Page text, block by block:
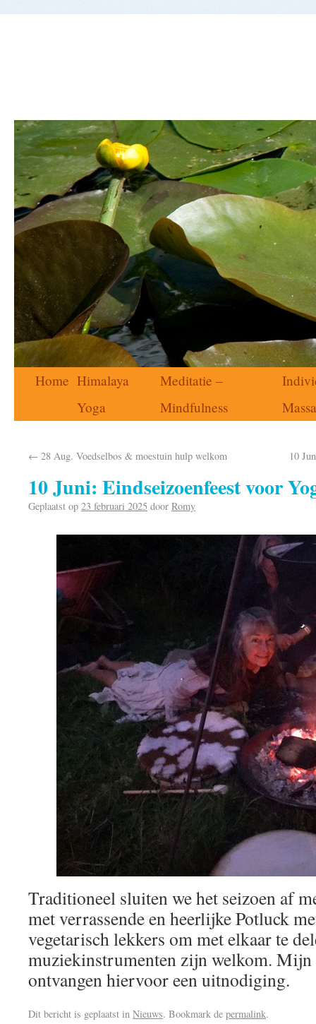
Home Himalaya
Yoga
Meditatie –
Mindfulness
← 28 Aug. Voedselbos & moestuin hulp welkom 10
10 Juni: Eindseizoenfeest voor
Geplaatst op 23 februari 2025 door Romy
Traditioneel sluiten we het seizoen af
met verrassende en heerlijke Potluck
vegetarisch lekkers om met elkaar te
muziekinstrumenten zijn welkom. Mijn
ontvangen hiervoor een uitnodiging.
Dit bericht is geplaatst in Nieuws. Bookmark de permalink.